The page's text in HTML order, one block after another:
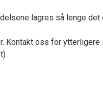
lagres så lenge det
Kontakt oss for ytterligere